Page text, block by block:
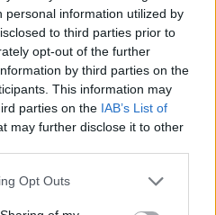
personal information utilized by
to third parties prior to
opt-out of the further
by third parties on the
This information may
parties on the IAB’s List of
may further disclose it to other
Opt Outs
lidera el cartell musical de les
de 2026
més